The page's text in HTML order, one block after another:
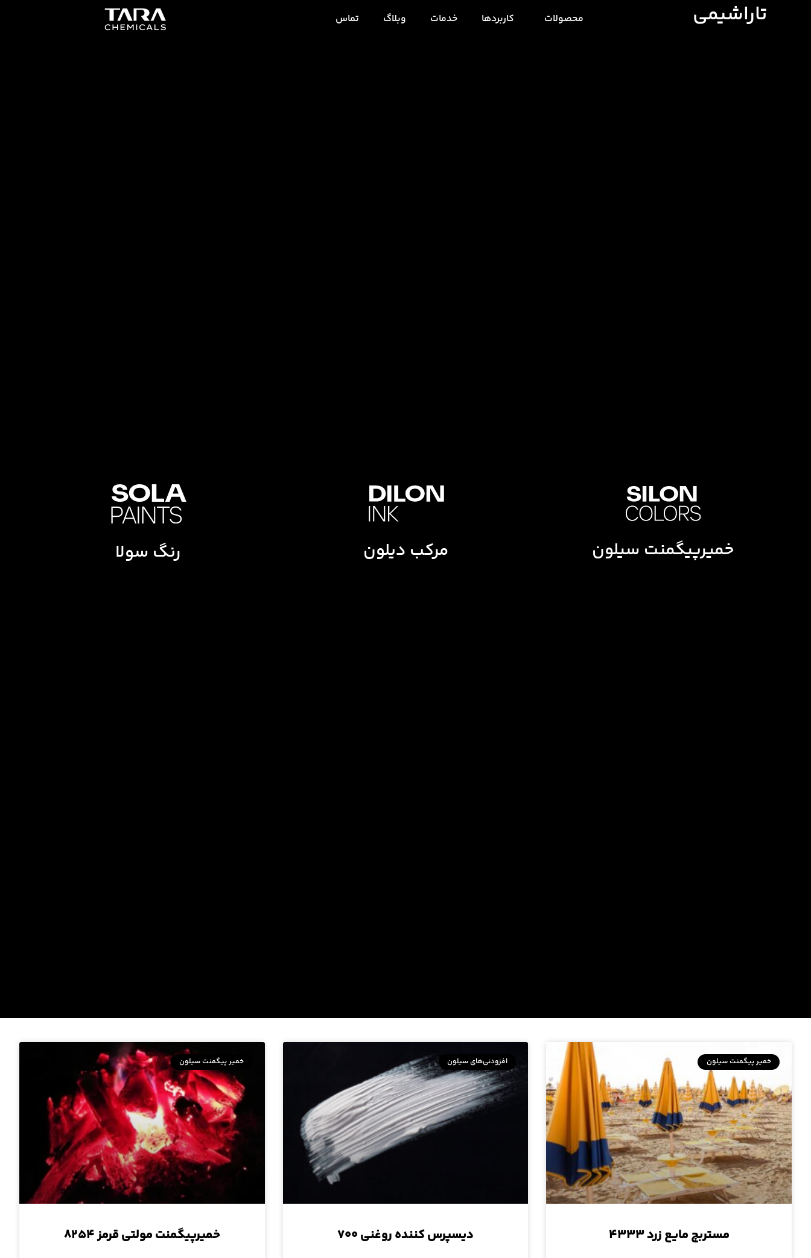
تاراشیمی محصولات کاربردها خدمات وبلاگ تماس
خمیرپیگمنت سیلون مرکب دیلون رنگ سولا
خمیر پیگمنت سیلون
مستربچ مایع زرد ۴۳۳۳
افزودنی‌های سیلون
دیسپرس کننده روغنی ۷۰۰
خمیر پیگمنت سیلون
خمیرپیگمنت مولتی قرمز ۸۲۵۴